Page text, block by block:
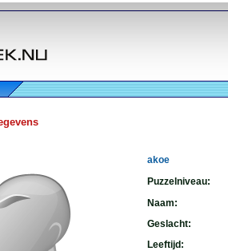
akoe
Puzzelniveau:
Naam:
Geslacht:
Leeftijd: